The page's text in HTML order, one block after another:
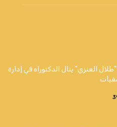
"طلال العنزي" ينال الدكتوراه في إدارة